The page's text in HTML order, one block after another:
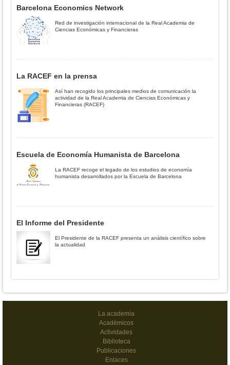
Barcelona Economics Network
Red de investigación internacional de la Real Academia de
Ciencias Económicas y Financieras
La RACEF en la prensa
Así han recogido los principales medios de comunicación la
actividad de la Real Academia de Ciencias Económicas y
Financieras (RACEF)
Escuela de Economía Humanista de Barcelona
La RACEF recoge el legado de los estudios de economía
humanista desarrollados por la Escuela de Barcelona
El Informe del Presidente
El Presidente de la RACEF presenta un análisis científico sobre
la actualidad
La academia
Académicos
Actividades
Biblioteca
Publicaciones
Enlaces